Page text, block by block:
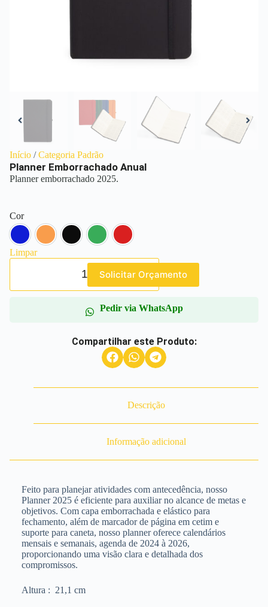
Início /Categoria Padrão
Planner Emborrachado Anual
Planner emborrachado 2025.
Cor
Azul Laranja Preto Verde
Vermelho
Limpar
Solicitar Orçamento
Pedir via WhatsApp
Compartilhar este Produto:
Descrição
Informação adicional
Feito para planejar atividades com antecedência, nosso
Planner 2025 é eficiente para auxiliar no alcance de metas e
objetivos. Com capa emborrachada e elástico para
fechamento, além de marcador de página em cetim e
suporte para caneta, nosso planner oferece calendários
mensais e semanais, agenda de 2024 à 2026,
proporcionando uma visão clara e detalhada dos
compromissos.
Altura : 21,1 cm